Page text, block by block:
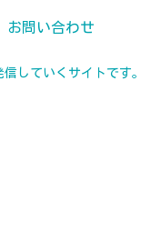
していくサイトです。
お問い合わせ